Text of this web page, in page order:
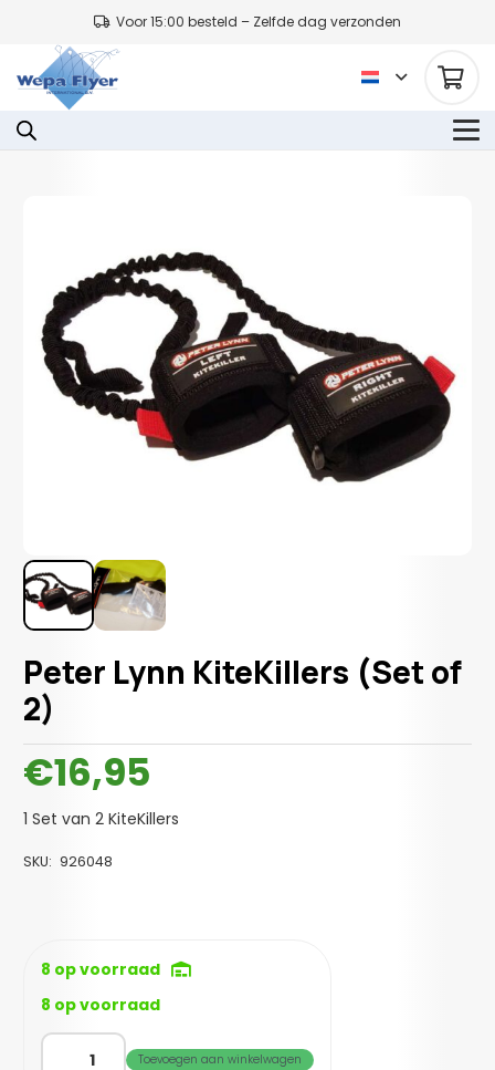
Voor 15:00 besteld – Zelfde dag verzonden
Peter Lynn KiteKillers (Set of
2)
€16,95
1 Set van 2 KiteKillers
SKU: 926048
8 op voorraad
8 op voorraad
Peter
Toevoegen aan winkelwagen